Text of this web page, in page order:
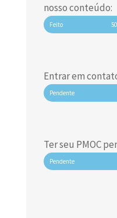
nosso conteúdo:
Feito
Entrar em
Pendente
Ter seu PMOC
Pendente